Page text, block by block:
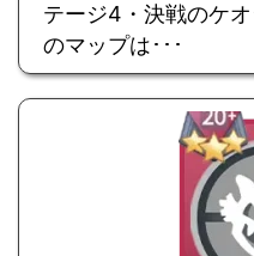
テージ4・決戦のケ
のマップは･･･